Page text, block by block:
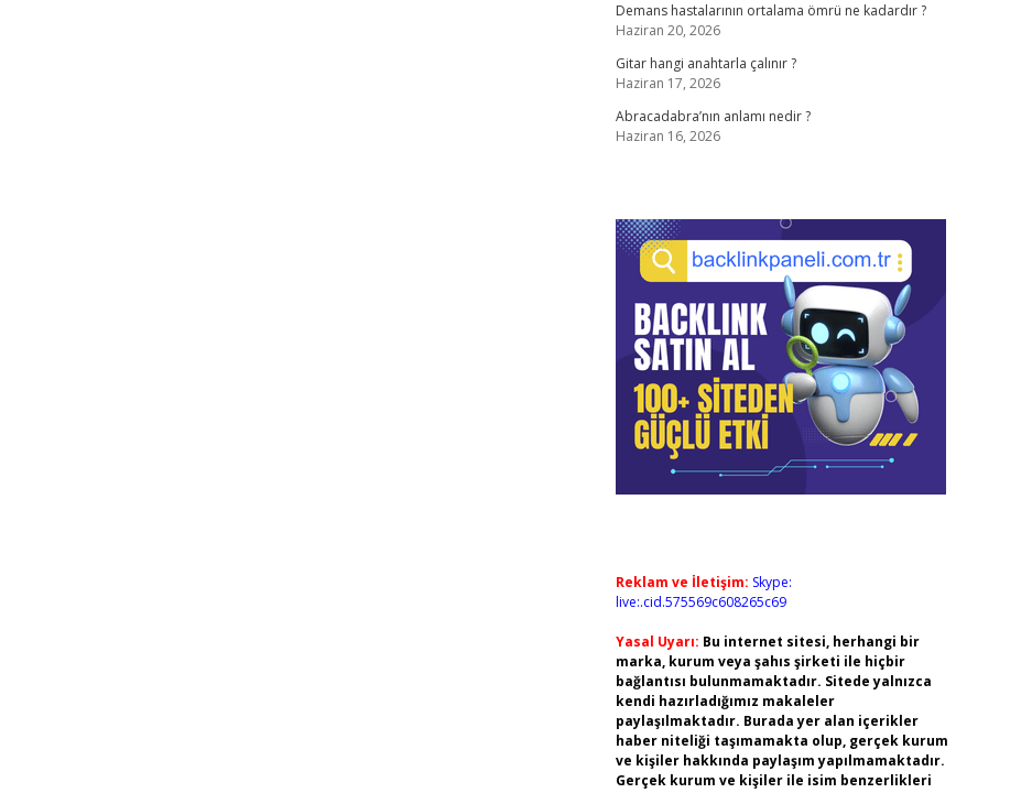
Demans hastalarının ortalama ömrü ne kadardır ?
Haziran 20, 2026
Gitar hangi anahtarla çalınır ?
Haziran 17, 2026
Abracadabra’nın anlamı nedir ?
Haziran 16, 2026
Reklam ve İletişim: Skype:
live:.cid.575569c608265c69
Yasal Uyarı: Bu internet sitesi, herhangi bir
marka, kurum veya şahıs şirketi ile hiçbir
bağlantısı bulunmamaktadır. Sitede yalnızca
kendi hazırladığımız makaleler
paylaşılmaktadır. Burada yer alan içerikler
haber niteliği taşımamakta olup, gerçek kurum
ve kişiler hakkında paylaşım yapılmamaktadır.
Gerçek kurum ve kişiler ile isim benzerlikleri